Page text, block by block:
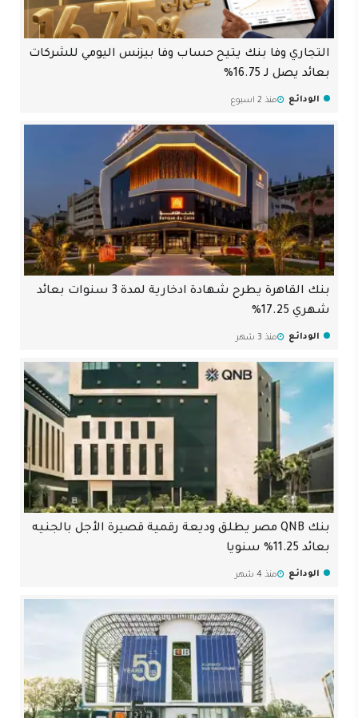
التجاري وفا بنك يتيح حساب وفا بيزنس اليومي للشركات
بعائد يصل لـ 16.75%
الودائع منذ 2 اسبوع
بنك القاهرة يطرح شهادة ادخارية لمدة 3 سنوات بعائد
شهري 17.25%
الودائع منذ 3 شهر
بنك QNB مصر يطلق وديعة رقمية قصيرة الأجل بالجنيه
بعائد 11.25% سنويا
الودائع منذ 4 شهر